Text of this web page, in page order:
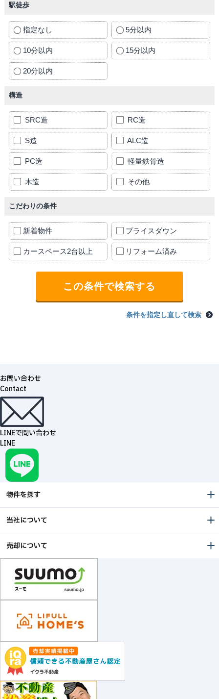
駅徒歩
指定なし 5分以内
10分以内 15分以内
20分以内
構造
SRC造 RC造
S造 ALC造
PC造 軽量鉄骨造
木造 その他
こだわりの条件
新着物件 プライスダウン
カースペース2台以上 リフォーム済み
条件を指定し直して検索
お問い合わせ
Contact
LINEで問い合わせ
LINE
物件を探す
当社について
売却について